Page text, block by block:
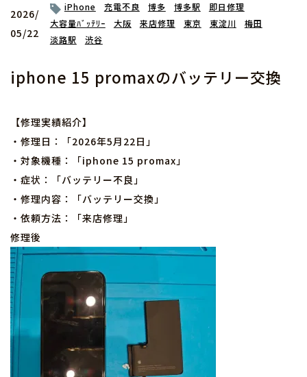
2026/
05/22
iPhone 充電不良 博多 博多駅
即日修理
大容量ﾊﾞｯﾃﾘｰ
大阪 来店修理 東京 東淀川
梅田
淡路駅
渋谷
iphone 15 promaxのバッテリー交換
【修理実績紹介】
・修理日：「2026年5月22日」
・対象機種：「iphone 15 promax」
・症状：「バッテリー不良」
・修理内容：「バッテリー交換」
・依頼方法：「来店修理」
修理後